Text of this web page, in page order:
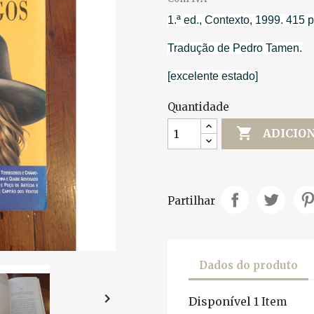

1.ª ed., Contexto, 1999. 415
Tradução de Pedro Tamen.
[excelente estado]
Quantidade

Partilhar
Dados do produto
Disponível 1 Item